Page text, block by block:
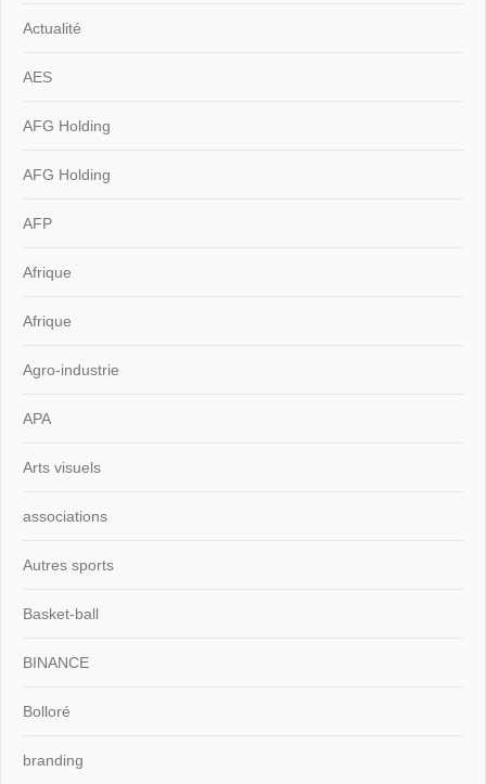
Actualité
AES
AFG Holding
AFG Holding
AFP
Afrique
Afrique
Agro-industrie
APA
Arts visuels
associations
Autres sports
Basket-ball
BINANCE
Bolloré
branding